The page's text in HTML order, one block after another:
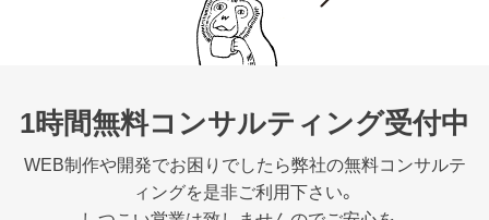
1時間無料コンサルティング受付中
WEB制作や開発でお困りでしたら弊社の無料コンサルテ
ィングを是非ご利用下さい。